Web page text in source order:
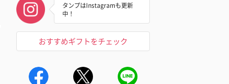
タンプはInstagramも更新
中！
おすすめギフトをチェック